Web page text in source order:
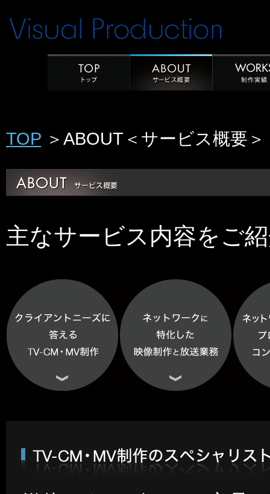
TOP ＞ABOUT＜サービス概要＞
主なサービス内容をご